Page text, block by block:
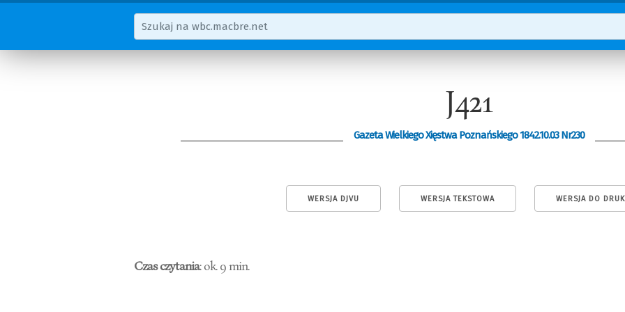
J421
Gazeta Wielkiego Xięstwa Poznańskiego 1842.10.03 Nr230
WERSJA DJVU WERSJA TEKSTOWA WERSJA DO
Czas czytania: ok. 9 min.